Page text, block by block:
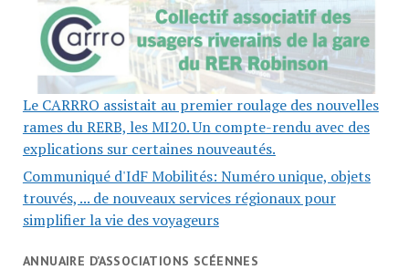
Le CARRRO assistait au premier roulage des nouvelles
rames du RERB, les MI20. Un compte-rendu avec des
explications sur certaines nouveautés.
Communiqué d'IdF Mobilités: Numéro unique, objets
trouvés, ... de nouveaux services régionaux pour
simplifier la vie des voyageurs
ANNUAIRE D’ASSOCIATIONS SCÉENNES